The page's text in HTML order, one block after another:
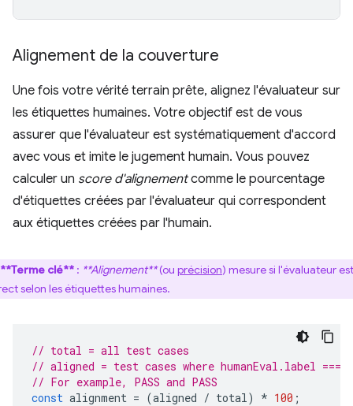
Alignement de la couverture
Une fois votre vérité terrain prête, alignez l'évaluateur sur
les étiquettes humaines. Votre objectif est de vous
assurer que l'évaluateur est systématiquement d'accord
avec vous et imite le jugement humain. Vous pouvez
calculer un score d'alignementcomme le pourcentage
d'étiquettes créées par l'évaluateur qui correspondent
aux étiquettes créées par l'humain.
**Terme clé** : **Alignement**(ou précision) mesure si l'évaluateur est
selon les étiquettes humaines.
// total = all test cases
// aligned = test cases where humanEval.label ===
// For example, PASS and PASS
const alignment = (aligned / total) * 100 ;